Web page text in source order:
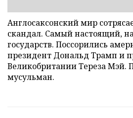
Англосаксонский мир
скандал. Самый настоящий,
государств. Поссорились
президент Дональд Трамп и
Великобритании Тереза Мэй.
мусульман.